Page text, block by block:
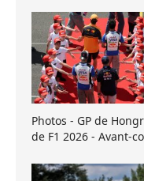
Photos - GP de
de F1 2026 - Avant-